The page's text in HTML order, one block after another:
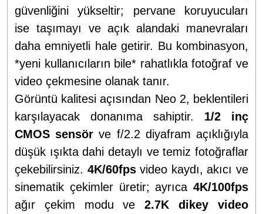
güvenliğini yükseltir; pervane koruyucuları
ise taşımayı ve açık alandaki manevraları
daha emniyetli hale getirir. Bu kombinasyon,
*yeni kullanıcıların bile* rahatlıkla fotoğraf ve
video çekmesine olanak tanır.
Görüntü kalitesi açısından Neo 2, beklentileri
karşılayacak donanıma sahiptir. 1/2 inç
CMOS sensör ve f/2.2 diyafram açıklığıyla
düşük ışıkta dahi detaylı ve temiz fotoğraflar
çekebilirsiniz. 4K/60fpsvideo kaydı, akıcı ve
sinematik çekimler üretir; ayrıca 4K/100fps
ağır çekim modu ve2.7K dikey video